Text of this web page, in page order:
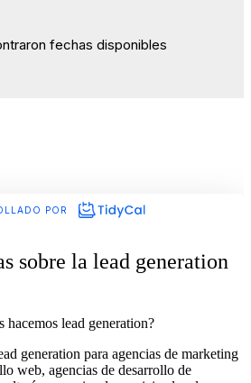
sobre la lead generation
hacemos lead generation?
generation para agencias de marketing
web, agencias de desarrollo de